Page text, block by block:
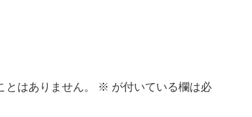
はありません。 ※ が付いている欄は必